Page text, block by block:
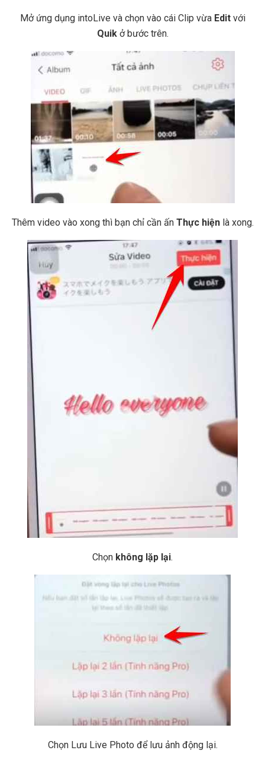
Mở ứng dụng intoLive và chọn vào cái Clip vừa Editvới
Quikở bước trên.
Thêm video vào xong thì bạn chỉ cần ấn Thực hiện là xong.
Chọn không lặp lại.
Chọn Lưu Live Photo để lưu ảnh động lại.